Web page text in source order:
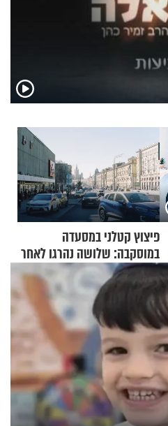
פיצוץ קטלני במסעדה
במוסקבה: שלושה נהרגו לאחר
שמטען שנשאה אישה התפוצץ